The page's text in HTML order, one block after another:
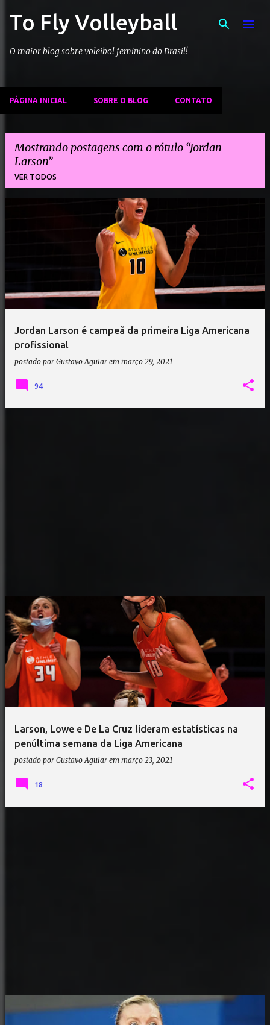
Pular para o conteúdo principal
To Fly Volleyball
O maior blog sobre voleibol feminino do Brasil!
PÁGINA INICIAL SOBRE O BLOG CONTATO
Mostrando postagens com o rótulo Jordan
Larson
VER TODOS
g
Jordan Larson é campeã da primeira Liga Americana
profissional
postado por Gustavo Aguiar em março 29, 2021
94
Larson, Lowe e De La Cruz lideram estatísticas na
penúltima semana da Liga Americana
postado por Gustavo Aguiar em março 23, 2021
18